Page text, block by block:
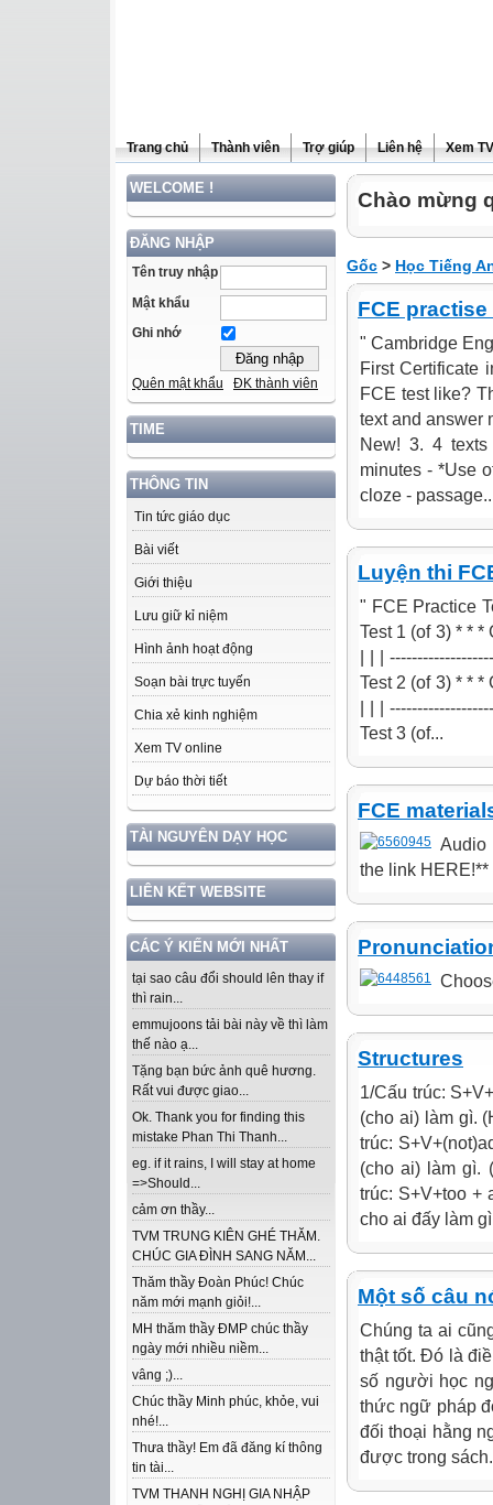
Trang chủ Thành viên Trợ giúp Liên hệ Xem TV
WELCOME !
ĐĂNG NHẬP
Tên truy nhập
Mật khẩu
Ghi nhớ
Quên mật khẩu ĐK thành viên
TIME
THÔNG TIN
Tin tức giáo dục
Bài viết
Giới thiệu
Lưu giữ kỉ niệm
Hình ảnh hoạt động
Soạn bài trực tuyến
Chia xẻ kinh nghiệm
Xem TV online
Dự báo thời tiết
TÀI NGUYÊN DẠY HỌC
LIÊN KẾT WEBSITE
CÁC Ý KIẾN MỚI NHẤT
tại sao câu đổi should lên thay if
thì rain...
emmujoons tải bài này về thì làm
thế nào ạ...
Tặng bạn bức ảnh quê hương.
Rất vui được giao...
Ok. Thank you for finding this
mistake Phan Thi Thanh...
eg. if it rains, I will stay at home
=>Should...
cảm ơn thầy...
TVM TRUNG KIÊN GHÉ THĂM.
CHÚC GIA ĐÌNH SANG NĂM...
Thăm thầy Đoàn Phúc! Chúc
năm mới mạnh giỏi!...
MH thăm thầy ĐMP chúc thầy
ngày mới nhiều niềm...
vâng ;)...
Chúc thầy Minh phúc, khỏe, vui
nhé!...
Thưa thầy! Em đã đăng kí thông
tin tài...
TVM THANH NGHỊ GIA NHẬP
Chào mừng
Gốc > Học Tiếng
FCE
" Cambridge
First Certificate
FCE test like?
text and answer
New! 3. 4
minutes - *Use
cloze -
Luyện thi
" FCE Practice
Test 1 (of 3) * *
| | |
Test 2 (of 3) * *
| | |
Test 3 (of...
FCE
Audio
the link HERE!**
Structures
1/Cấu trúc:
(cho ai) làm gì.
trúc:
(cho ai) làm gì.
trúc: S+V+too +
cho ai đấy làm
Một số câu
Chúng ta ai
thật tốt. Đó là
số người học
thức ngữ pháp
đối thoại hằng
được trong